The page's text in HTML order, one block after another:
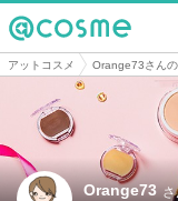
@cosme
アットコスメ Orange73さん
Orange73